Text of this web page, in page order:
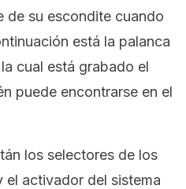
de su escondite cuando
está la palanca
cual está grabado el
puede encontrarse en el
los selectores de los
activador del sistema